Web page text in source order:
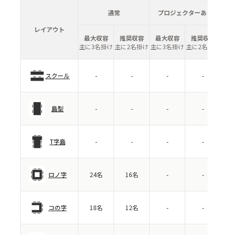
レイアウト
通常 プロジェクターあり
最大収容
主に3名掛け
推奨収容
主に2名掛け
最大収容
主に3名掛け
推奨収容
主に2名掛け
スクール - - - -
島型 - - - -
T字島 - - - -
ロノ字 24名 16名 - -
コの字 18名 12名 - -